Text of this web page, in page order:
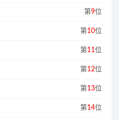
第9位
第10位
第11位
第12位
第13位
第14位